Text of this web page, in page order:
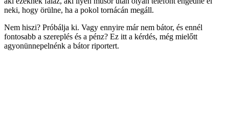
neki, hogy örülne, ha a pokol tornácán megáll.
Nem hiszi? Próbálja ki. Vagy ennyire már nem bátor, és ennél
fontosabb a szereplés és a pénz? Ez itt a kérdés, még mielőtt
agyonünnepelnénk a bátor riportert.